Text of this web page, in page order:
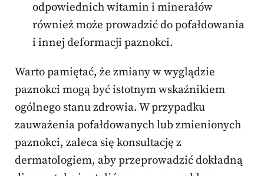
odpowiednich witamin i minerałów
również może prowadzić do pofałdowania
i innej deformacji paznokci.
Warto pamiętać, że zmiany w wyglądzie
paznokci mogą być istotnym wskaźnikiem
ogólnego stanu zdrowia. W przypadku
zauważenia pofałdowanych lub zmienionych
paznokci, zaleca się konsultację z
dermatologiem, aby przeprowadzić dokładną